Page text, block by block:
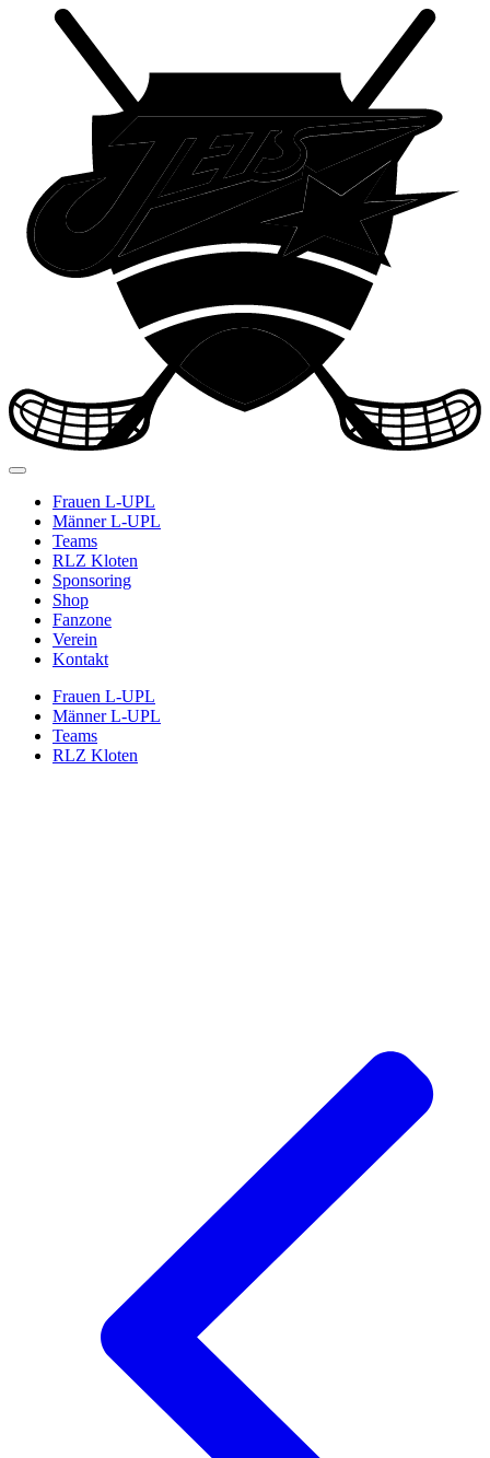
Frauen L-UPL
Männer L-UPL
Teams
RLZ Kloten
Sponsoring
Shop
Fanzone
Verein
Kontakt
Frauen L-UPL
Männer L-UPL
Teams
RLZ Kloten